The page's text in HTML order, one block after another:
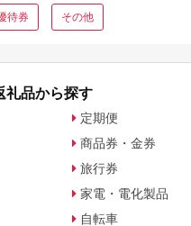
待券 その他
礼品から探す
定期便
商品券・金券
旅行券
家電・電化製品
自転車